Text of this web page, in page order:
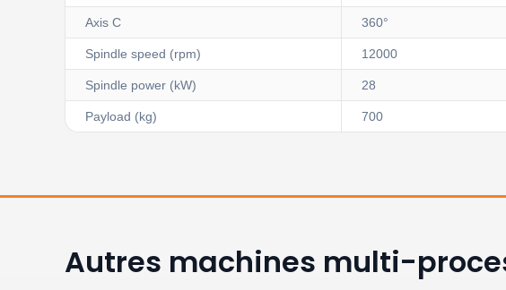
Axis C 360°
Spindle speed (rpm) 12000
Spindle power (kW) 28
Payload (kg) 700
Autres machines multi-